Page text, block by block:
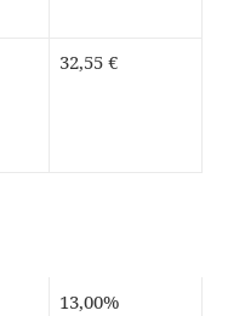
32,55 €
13,00%